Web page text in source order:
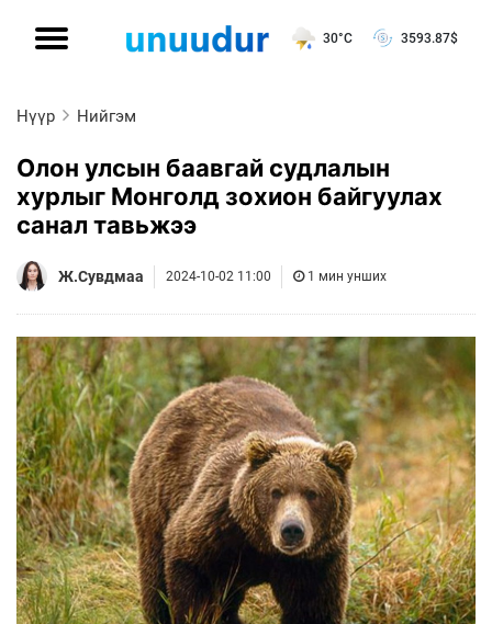
30°C 3593.87$
Нүүр Нийгэм
Олон улсын баавгай судлалын
хурлыг Монголд зохион байгуулах
санал тавьжээ
Ж.Сувдмаа 2024-10-02 11:00 1 мин унших